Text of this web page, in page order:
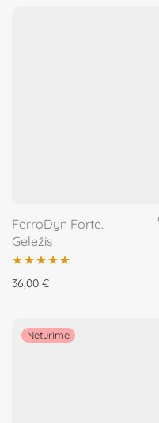
FerroDyn Forte.
Geležis
Įvertinimas:
36,00 €